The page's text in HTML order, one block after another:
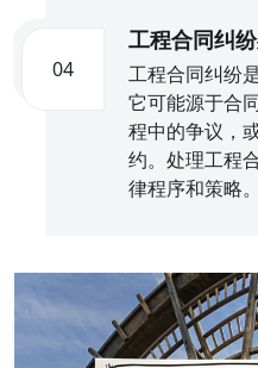
04
工程合同纠
工程合同纠纷
它可能源于合
程中的争议，
约。处理工程
律程序和策略。